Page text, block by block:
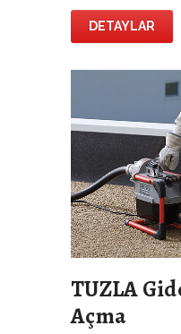
DETAYLAR
TUZLA
Açma